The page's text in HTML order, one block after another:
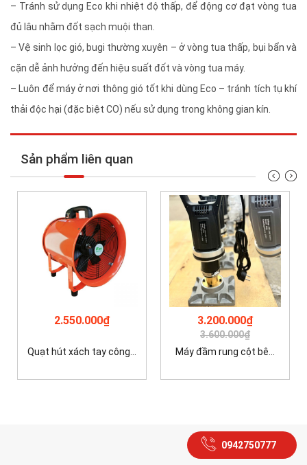
– Tránh sử dụng Eco khi nhiệt độ thấp, để động cơ đạt vòng tua
đủ lâu nhằm đốt sạch muội than.
– Vệ sinh lọc gió, bugi thường xuyên – ở vòng tua thấp, bụi bẩn và
cặn dễ ảnh hưởng đến hiệu suất đốt và vòng tua máy.
– Luôn để máy ở nơi thông gió tốt khi dùng Eco – tránh tích tụ khí
thải độc hại (đặc biệt CO) nếu sử dụng trong không gian kín.
Sản phẩm liên quan
2.550.000₫
Quạt hút xách tay công...
3.200.000₫
3.600.000₫
Máy đầm rung cột bê...
0942750777